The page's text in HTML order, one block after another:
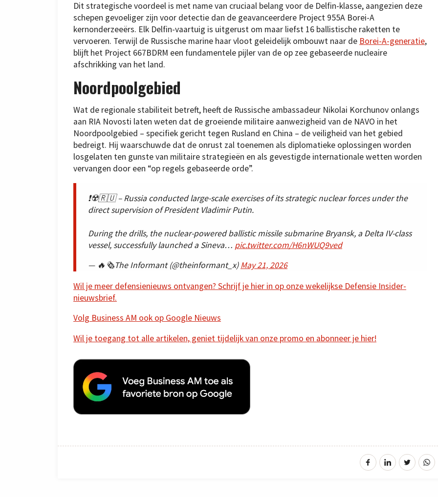
Dit strategische voordeel is met name van cruciaal belang voor de Delfin-klasse, aangezien deze
schepen gevoeliger zijn voor detectie dan de geavanceerdere Project 955A Borei-A
kernonderzeeërs. Elk Delfin-vaartuig is uitgerust om maar liefst 16 ballistische raketten te
vervoeren. Terwijl de Russische marine haar vloot geleidelijk ombouwt naar de Borei-A-generatie,
blijft het Project 667BDRM een fundamentele pijler van de op zee gebaseerde nucleaire
afschrikking van het land.
Noordpoolgebied
Wat de regionale stabiliteit betreft, heeft de Russische ambassadeur Nikolai Korchunov onlangs
aan RIA Novosti laten weten dat de groeiende militaire aanwezigheid van de NAVO in het
Noordpoolgebied – specifiek gericht tegen Rusland en China – de veiligheid van het gebied
bedreigt. Hij waarschuwde dat de onrust zal toenemen als diplomatieke oplossingen worden
losgelaten ten gunste van militaire strategieën en als gevestigde internationale wetten worden
vervangen door een “op regels gebaseerde orde”.
❗️☢️🇷🇺 – Russia conducted large-scale exercises of its strategic nuclear forces under the
direct supervision of President Vladimir Putin.
During the drills, the nuclear-powered ballistic missile submarine Bryansk, a Delta IV-class
vessel, successfully launched a Sineva… pic.twitter.com/H6nWUQ9ved
— 🔥🗞The Informant (@theinformant_x)May 21, 2026
Wil je meer defensienieuws ontvangen? Schrijf je hier in op onze wekelijkse Defensie Insider-
nieuwsbrief.
Volg Business AM ook op Google Nieuws
Wil je toegang tot alle artikelen, geniet tijdelijk van onze promo en abonneer je hier!